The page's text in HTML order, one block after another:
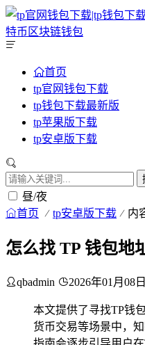
首页
tp官网钱包下载
tp钱包下载最新版
tp苹果版下载
tp安卓版下载
昼/夜
首页 tp安卓版下载 内
怎么找 TP 钱包地
qbadmin 2026年01月08
本文提供了寻找TP钱
货币交易等场景中，